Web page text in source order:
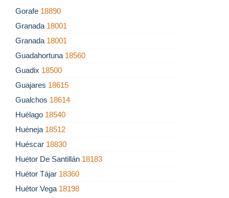
Gorafe 18890
Granada 18001
Granada 18001
Guadahortuna 18560
Guadix 18500
Guajares 18615
Gualchos 18614
Huélago 18540
Huéneja 18512
Huéscar 18830
Huétor De Santillán 18183
Huétor Tájar 18360
Huétor Vega 18198